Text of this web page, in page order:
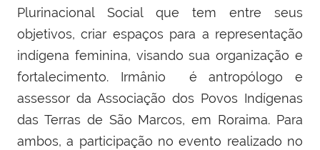
Plurinacional Social que tem entre seus
objetivos,criar espaços para a representação
indígena feminina, visando sua organização e
fortalecimento. Irmânio éantropólogo e
assessor da Associação dos Povos Indígenas
das Terras de São Marcos, em Roraima. Para
ambos, a participação no evento realizado no